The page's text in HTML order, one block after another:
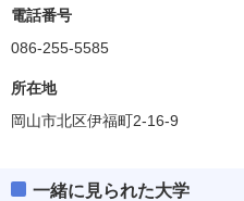
電話番号
086-255-5585
所在地
岡山市北区伊福町2-16-9
一緒に見られた大学